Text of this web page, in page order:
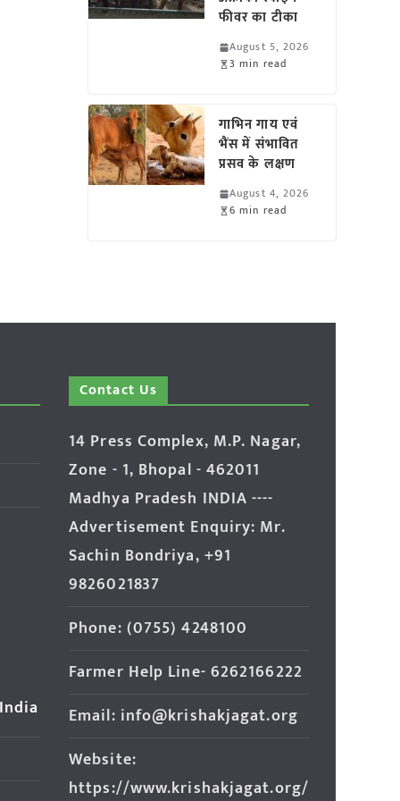
फीवर का टीका
August 5, 2026
3 min read
गाभिन गाय एवं
भैंस में संभावित
प्रसव के लक्षण
August 4, 2026
6 min read
Contact Us
14 Press Complex, M.P. Nagar,
Zone - 1, Bhopal - 462011
Madhya Pradesh INDIA ----
Advertisement Enquiry: Mr.
Sachin Bondriya, +91
9826021837
Phone: (0755) 4248100
Farmer Help Line- 6262166222
Email: info@krishakjagat.org
Website:
https://www.krishakjagat.org/